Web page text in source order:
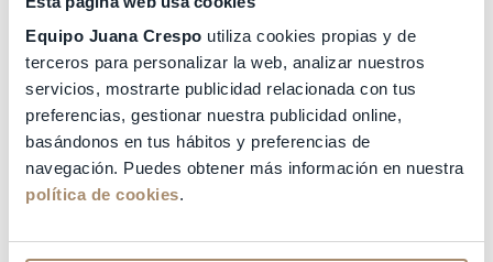
Equipo Juana Crespo utiliza cookies propias y de
terceros para personalizar la web, analizar nuestros
servicios, mostrarte publicidad relacionada con tus
preferencias, gestionar nuestra publicidad online,
basándonos en tus hábitos y preferencias de
navegación. Puedes obtener más información en nuestra
política de cookies.